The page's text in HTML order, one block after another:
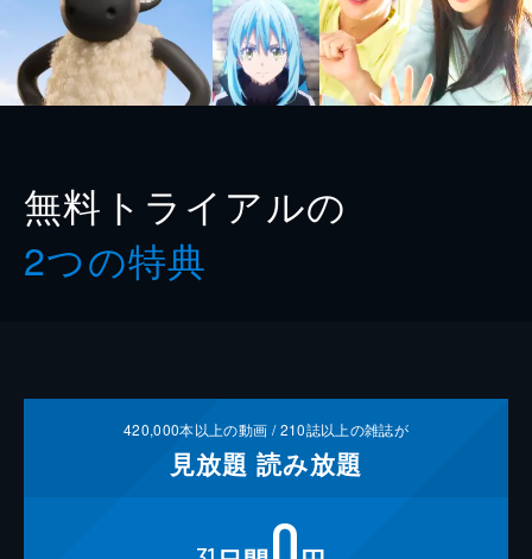
無料トライアルの
2つの特典
420,000本以上の動画 /210誌以上の雑誌が
見放題 読み放題
0